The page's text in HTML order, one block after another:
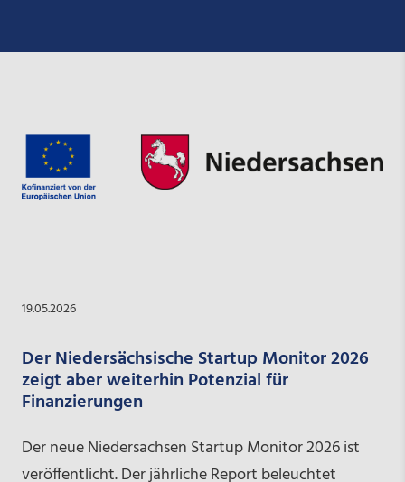
19.05.2026
Der Niedersächsische Startup Monitor 2026
zeigt aber weiterhin Potenzial für
Finanzierungen
Der neue Niedersachsen Startup Monitor 2026 ist
veröffentlicht. Der jährliche Report beleuchtet